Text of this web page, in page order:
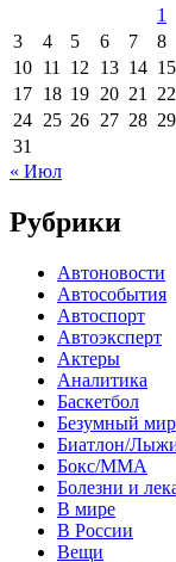
1
3
4 5 6 7 8
10 11 12 13 14 15
17 18 19 20 21 22
24 25 26 27 28 29
31
« Июл
Рубрики
Автоновости
Автособытия
Автоспорт
Автоэксперт
Актеры
Аналитика
Баскетбол
Безумный мир
Биатлон/
Бокс/MMA
Болезни и
В мире
В России
Вещи